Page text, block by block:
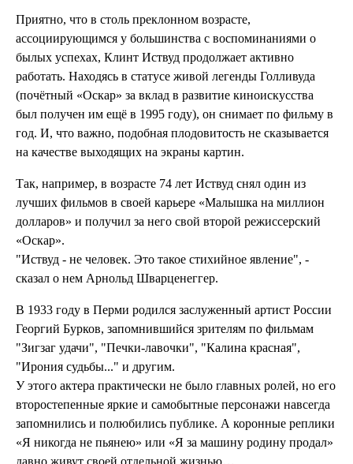
Приятно, что в столь преклонном возрасте,
ассоциирующимся у большинства с воспоминаниями о
былых успехах, Клинт Иствуд продолжает активно
работать. Находясь в статусе живой легенды Голливуда
(почётный «Оскар» за вклад в развитие киноискусства
был получен им ещё в 1995 году), он снимает по фильму в
год. И, что важно, подобная плодовитость не сказывается
на качестве выходящих на экраны картин.
Так, например, в возрасте 74 лет Иствуд снял один из
лучших фильмов в своей карьере «Малышка на миллион
долларов» и получил за него свой второй режиссерский
«Оскар».
"Иствуд - не человек. Это такое стихийное явление", -
сказал о нем Арнольд Шварценеггер.
В 1933 году в Перми родился заслуженный артист России
Георгий Бурков, запомнившийся зрителям по фильмам
"Зигзаг удачи", "Печки-лавочки", "Калина красная",
"Ирония судьбы..." и другим.
У этого актера практически не было главных ролей, но его
второстепенные яркие и самобытные персонажи навсегда
запомнились и полюбились публике. А коронные реплики
«Я никогда не пьянею» или «Я за машину родину продал»
давно живут своей отдельной жизнью…